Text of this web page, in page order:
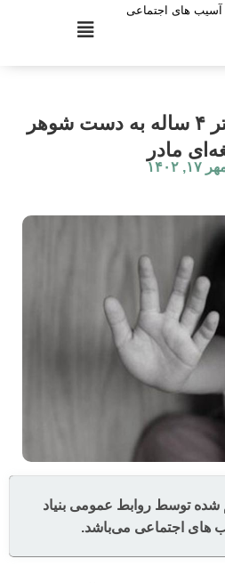
آسیب های اجتماعی
شکنجه‌ هولناک دختر ۴ ساله به دست شوهر
مادر
۱۷, ۱۴۰۲
شده توسط روابط عمومی بنیاد
های اجتماعی می‌باشد.